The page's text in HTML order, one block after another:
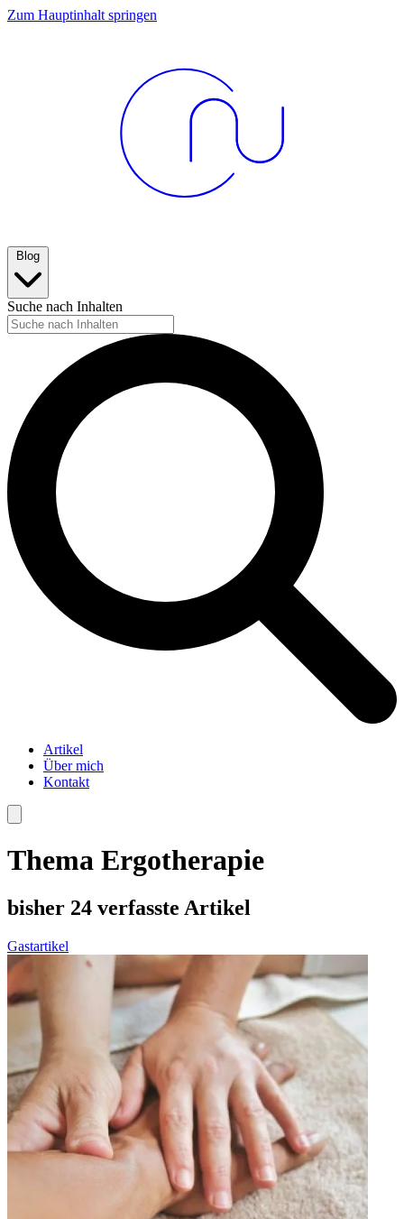
Zum Hauptinhalt springen
Blog
Suche nach Inhalten
Artikel
Über mich
Kontakt
Thema Ergotherapie
bisher 24 verfasste Artikel
Gastartikel